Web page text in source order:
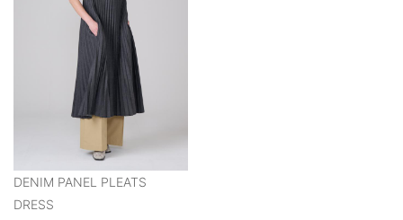
DENIM PANEL PLEATS
DRESS